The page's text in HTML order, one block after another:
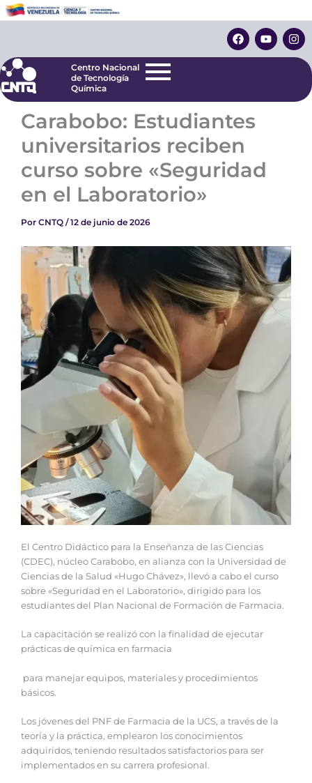
al
F
a
c
o
Y
o
u
e
I
n
s
r
Centro Nacional
de Tecnología
Centro Nacional
de Tecnología
Química
Carabobo: Estudiantes
universitarios reciben
curso sobre «Seguridad
en el Laboratorio»
Por CNTQ /12 de junio de 2026
El Centro Didáctico para la Enseñanza de las Ciencias
(CDEC), núcleo Carabobo, en alianza con la Universidad de
Ciencias de la Salud «Hugo Chávez», llevó a cabo el curso
sobre «Seguridad en el Laboratorio», dirigido para los
estudiantes del Plan Nacional de Formación de Farmacia.
La capacitación se realizó con la finalidad de ejecutar
prácticas de química en farmacia
para manejar equipos, materiales y procedimientos
básicos.
Los jóvenes del PNF de Farmacia de la UCS, a través de la
teoría y la práctica, emplearon los conocimientos
adquiridos, teniendo resultados satisfactorios para ser
implementados en su carrera profesional.